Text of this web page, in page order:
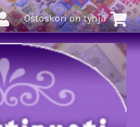
Ostoskori on tyhjä